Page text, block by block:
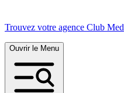
Trouvez votre agence Club Med
Ouvrir le Menu